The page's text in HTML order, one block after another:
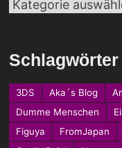
Kategorien
Schlagwörter
3DS Aka´s Blog
Dumme Menschen
Figuya
FromJapan